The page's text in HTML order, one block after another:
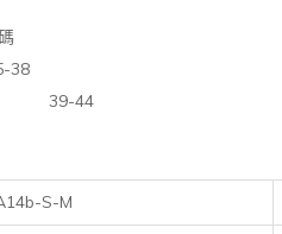
38
44
S-M